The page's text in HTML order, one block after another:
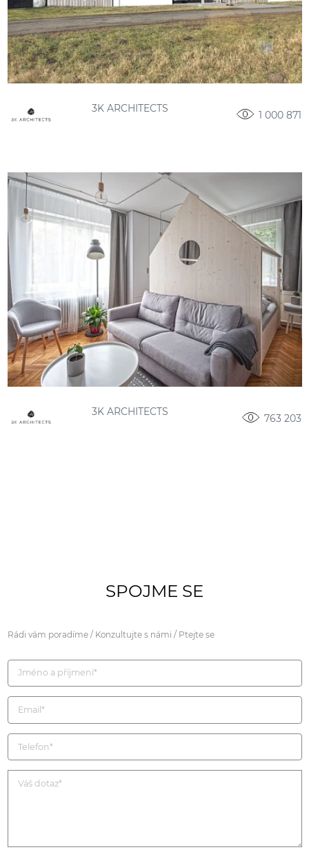
3K ARCHITECTS
1 000 871
3K ARCHITECTS
763 203
SPOJME SE
Rádi vám poradíme / Konzultujte s námi / Ptejte se